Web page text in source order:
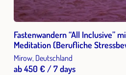
Fastenwandern “All Inclusive”
Meditation (Berufliche
Mirow, Deutschland
ab 450 € / 7 days